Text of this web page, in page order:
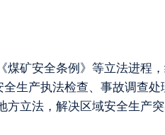
矿安全条例》等立法进程
生产执法检查、事故调查
立法，解决区域安全生产突